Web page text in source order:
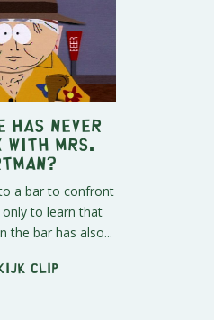
Has Never
with Mrs.
a bar to confront
only to learn that
the bar has also...
clip